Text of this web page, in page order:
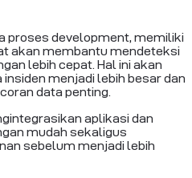
proses development, memiliki
akan membantu mendeteksi
lebih cepat. Hal ini akan
menjadi lebih besar dan
data penting.
aplikasi dan
mudah sekaligus
sebelum menjadi lebih